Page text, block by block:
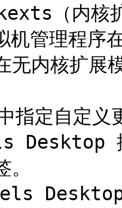
（内核
管理程序
无内核扩展
指定自定义
控
Desktop